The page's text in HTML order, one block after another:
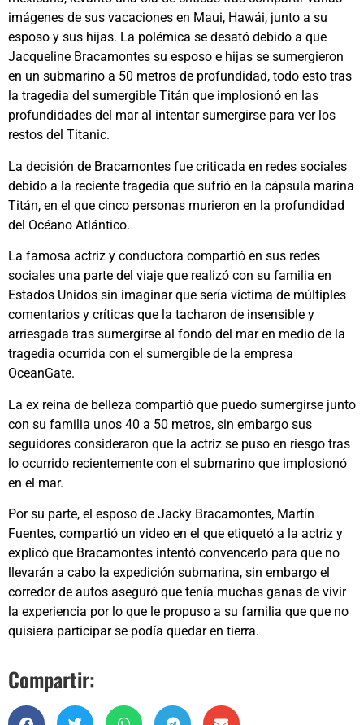
imágenes de sus vacaciones en Maui, Hawái, junto a su
esposo y sus hijas. La polémica se desató debido a que
Jacqueline Bracamontes su esposo e hijas se sumergieron
en un submarino a 50 metros de profundidad, todo esto tras
la tragedia del sumergible Titán que implosionó en las
profundidades del mar al intentar sumergirse para ver los
restos del Titanic.
La decisión de Bracamontes fue criticada en redes sociales
debido a la reciente tragedia que sufrió en la cápsula marina
Titán, en el que cinco personas murieron en la profundidad
del Océano Atlántico.
La famosa actriz y conductora compartió en sus redes
sociales una parte del viaje que realizó con su familia en
Estados Unidos sin imaginar que sería víctima de múltiples
comentarios y críticas que la tacharon de insensible y
arriesgada tras sumergirse al fondo del mar en medio de la
tragedia ocurrida con el sumergible de la empresa
OceanGate.
La ex reina de belleza compartió que puedo sumergirse junto
con su familia unos 40 a 50 metros, sin embargo sus
seguidores consideraron que la actriz se puso en riesgo tras
lo ocurrido recientemente con el submarino que implosionó
en el mar.
Por su parte, el esposo de Jacky Bracamontes, Martín
Fuentes, compartió un video en el que etiquetó a la actriz y
explicó que Bracamontes intentó convencerlo para que no
llevarán a cabo la expedición submarina, sin embargo el
corredor de autos aseguró que tenía muchas ganas de vivir
la experiencia por lo que le propuso a su familia que que no
quisiera participar se podía quedar en tierra.
Compartir: